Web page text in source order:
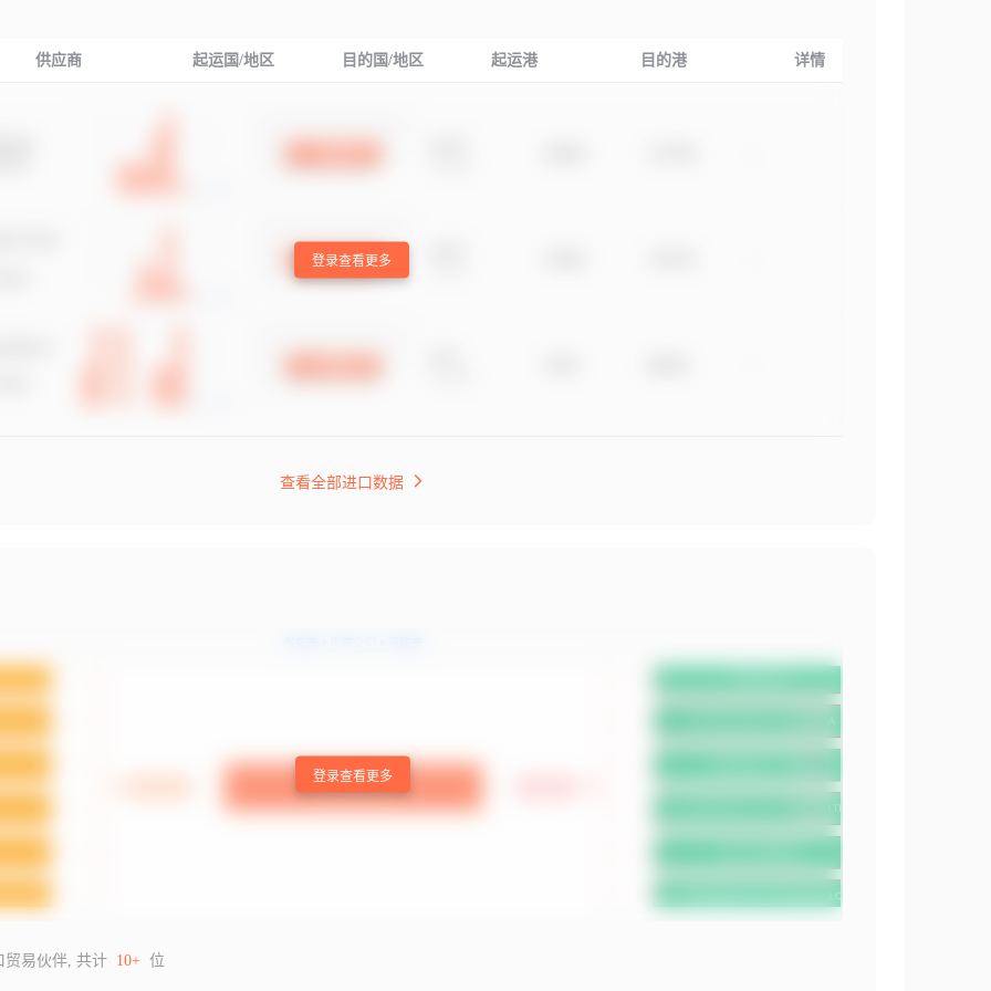
供应商 起运国/地区 目的国/地区 起运港 目的港 详情
登录查看更多
查看全部进口数据
登录查看更多
贸易伙伴, 共计 10+ 位